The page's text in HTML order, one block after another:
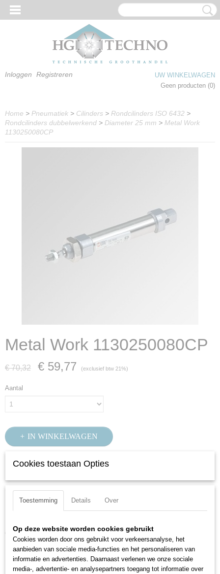
Inloggen Registreren
UW WINKELWAGEN
Geen producten (0)
Home > Pneumatiek > Cilinders > Rondcilinders ISO 6432 >
Rondcilinders dubbelwerkend > Diameter 25 mm > Metal Work
1130250080CP
Metal Work 1130250080CP
€ 70,32 € 59,77 (exclusief btw 21%)
Aantal
IN WINKELWAGEN
Specificaties
1130250080CP
Productcode leverancier
1130250080CP
Netto gewicht
0,32 Kg
Omschrijving
Gefelsde RVS cilinderbuis
Met of zonder magneet
Mogelijkheid tot instelbare einddemping (Ø16, 20, 25).
Merk:Metal Work
Cookies toestaan Opties
Toestemming Details Over
Op deze website worden cookies gebruikt
Cookies worden door ons gebruikt voor verkeersanalyse, het
aanbieden van sociale media-functies en het personaliseren van
informatie en advertenties. Daarnaast verlenen we onze sociale
media-, advertentie- en analysepartners toegang tot informatie over